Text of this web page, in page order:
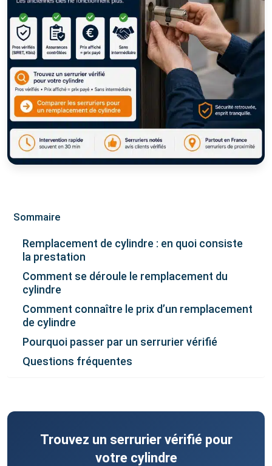
Sommaire
Remplacement de cylindre : en quoi consiste
la prestation
Comment se déroule le remplacement du
cylindre
Comment connaître le prix d’un remplacement
de cylindre
Pourquoi passer par un serrurier vérifié
Questions fréquentes
Trouvez un serrurier vérifié pour
votre cylindre